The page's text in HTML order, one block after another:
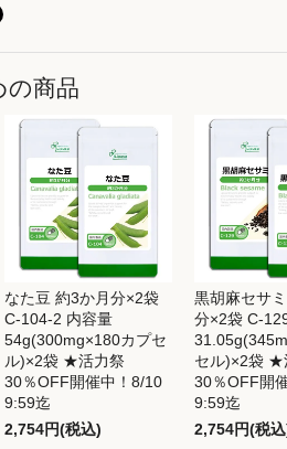
の商品
なた豆 約3か月分×2袋
C-104-2 内容量
54g(300mg×180カプセ
ル)×2袋 ★活力祭
30％OFF開催中！8/10
9:59迄
2,754円(税込)
黒胡麻セサ
分×2袋 C-
セル)×2袋 ★
30％OFF開
9:59迄
2,754円(税